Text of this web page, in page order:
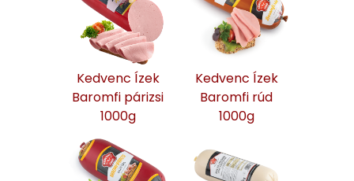
Kedvenc Ízek
Baromfi párizsi
1000g
Kedvenc Ízek
Baromfi rúd
1000g